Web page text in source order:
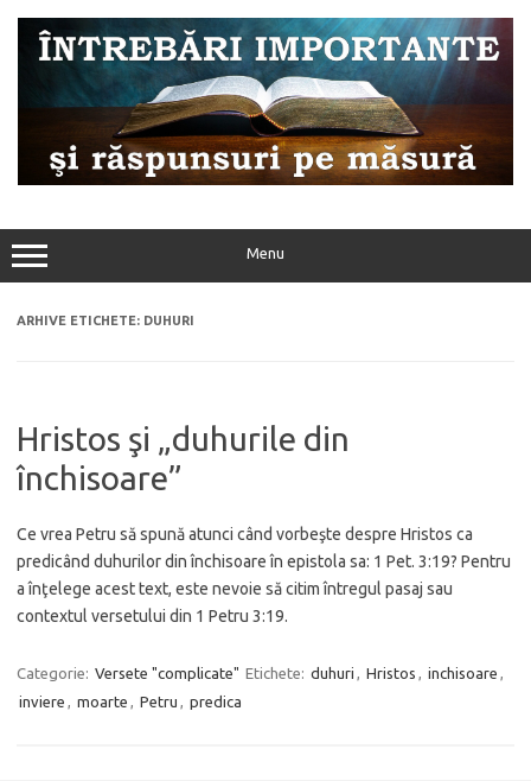
conținut
Menu
ARHIVE ETICHETE: DUHURI
Hristos şi „duhurile din
închisoare”
Ce vrea Petru să spună atunci când vorbeşte despre Hristos ca
predicând duhurilor din închisoare în epistola sa: 1 Pet. 3:19? Pentru
a înţelege acest text, este nevoie să citim întregul pasaj sau
contextul versetului din 1 Petru 3:19.
Categorie: Versete "complicate" Etichete: duhuri Hristos inchisoare
inviere
moarte Petru predica